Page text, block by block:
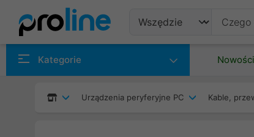
Kategorie Nowości
Urządzenia peryferyjne PC Kable,